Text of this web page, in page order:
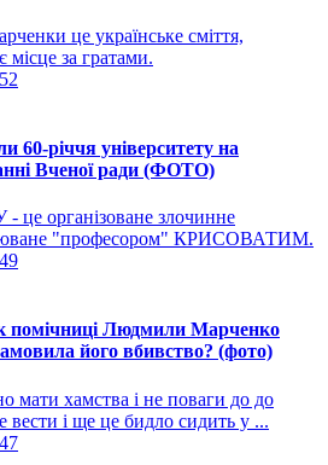
це українське сміття,
місце за гратами.
60-річчя університету на
Вченої ради (ФОТО)
це організоване злочинне
"професором" КРИСОВАТИМ.
помічниці Людмили Марченко
його вбивство? (фото)
мати хамства і не поваги до до
вести і ще це бидло сидить у ...